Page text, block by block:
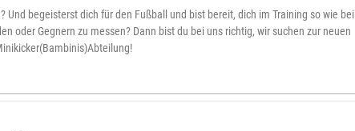
Und begeisterst dich für den Fußball und bist bereit, dich im Training so wie bei
oder Gegnern zu messen? Dann bist du bei uns richtig, wir suchen zur neuen